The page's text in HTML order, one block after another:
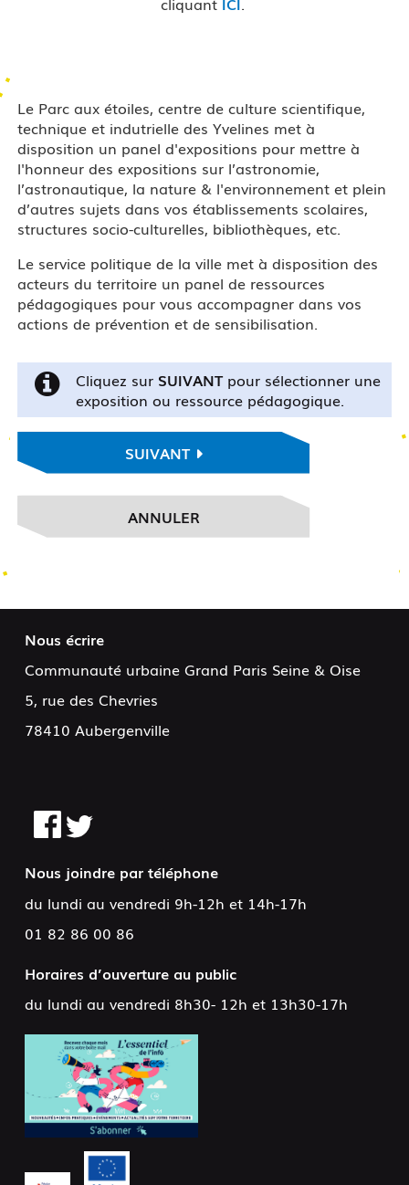
Le Parc aux étoiles, centre de culture scientifique,
technique et indutrielle des Yvelines met à
disposition un panel d'expositions pour mettre à
l'honneur des expositions sur l’astronomie,
l’astronautique, la nature & l'environnement et plein
d’autres sujets dans vos établissements scolaires,
structures socio-culturelles, bibliothèques, etc.
Le service politique de la ville met à disposition des
acteurs du territoire un panel de ressources
pédagogiques pour vous accompagner dans vos
actions de prévention et de sensibilisation.
Cliquez sur SUIVANTpour sélectionner une
exposition ou ressource pédagogique.
SUIVANT
ANNULER
Nous écrire
Communauté urbaine Grand Paris Seine & Oise
5, rue des Chevries
78410 Aubergenville
Nous joindre par téléphone
du lundi au vendredi 9h-12h et 14h-17h
01 82 86 00 86
Horaires d’ouverture au public
du lundi au vendredi 8h30- 12h et 13h30-17h